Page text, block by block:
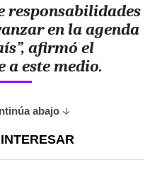
responsabilidades
en la agenda
afirmó el
a este medio.
abajo